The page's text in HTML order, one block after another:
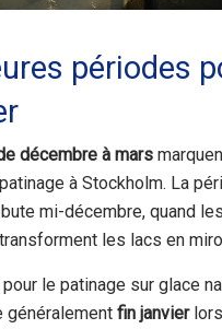
périodes
décembre à mars
à Stockholm. La
mi-décembre, quand
les lacs en
le patinage sur glace
généralement fin janvier